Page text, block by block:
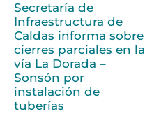
Secretaría de
Infraestructura de
Caldas informa sobre
cierres parciales en la
vía La Dorada –
Sonsón por
instalación de
tuberías